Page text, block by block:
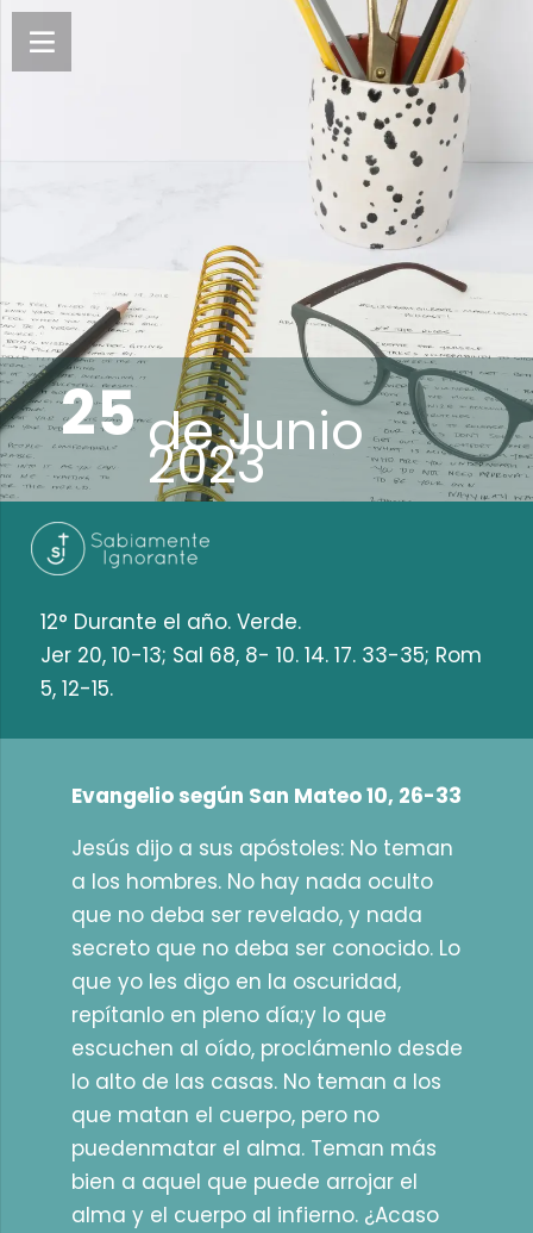
25deJunio
2023
12° Durante el año. Verde.
Jer 20, 10-13; Sal 68, 8- 10. 14. 17. 33-35; Rom
5, 12-15.
Evangelio según San Mateo 10, 26-33
Jesús dijo a sus apóstoles: No teman
a los hombres. No hay nada oculto
que no deba ser revelado, y nada
secreto que no deba ser conocido. Lo
que yo les digo en la oscuridad,
repítanlo en pleno día;y lo que
escuchen al oído, proclámenlo desde
lo alto de las casas. No teman a los
que matan el cuerpo, pero no
puedenmatar el alma. Teman más
bien a aquel que puede arrojar el
alma y el cuerpo al infierno. ¿Acaso